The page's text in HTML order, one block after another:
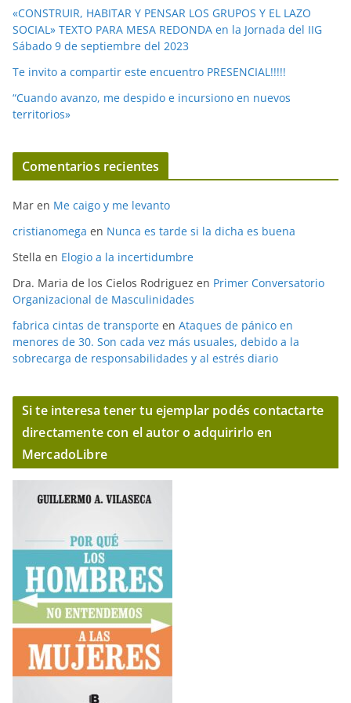
«CONSTRUIR, HABITAR Y PENSAR LOS GRUPOS Y EL LAZO
SOCIAL» TEXTO PARA MESA REDONDA en la Jornada del IIG
Sábado 9 de septiembre del 2023
Te invito a compartir este encuentro PRESENCIAL!!!!!
“Cuando avanzo, me despido e incursiono en nuevos
territorios»
Comentarios recientes
Mar en Me caigo y me levanto
cristianomega en Nunca es tarde si la dicha es buena
Stella en Elogio a la incertidumbre
Dra. Maria de los Cielos Rodriguez en Primer Conversatorio
Organizacional de Masculinidades
fabrica cintas de transporte en Ataques de pánico en
menores de 30. Son cada vez más usuales, debido a la
sobrecarga de responsabilidades y al estrés diario
Si te interesa tener tu ejemplar podés contactarte
directamente con el autor o adquirirlo en
MercadoLibre